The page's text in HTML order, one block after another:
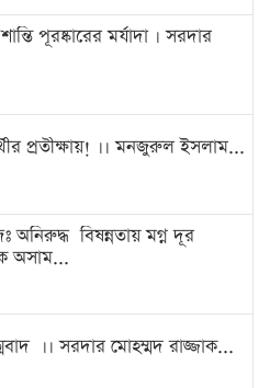
পূরষ্কারের মর্যাদা । সরদার
প্রতীক্ষায়! ।। মনজুরুল ইসলাম...
অনিরুদ্ধ বিষন্নতায় মগ্ন দূর
অসাম...
।। সরদার মোহম্মদ রাজ্জাক...